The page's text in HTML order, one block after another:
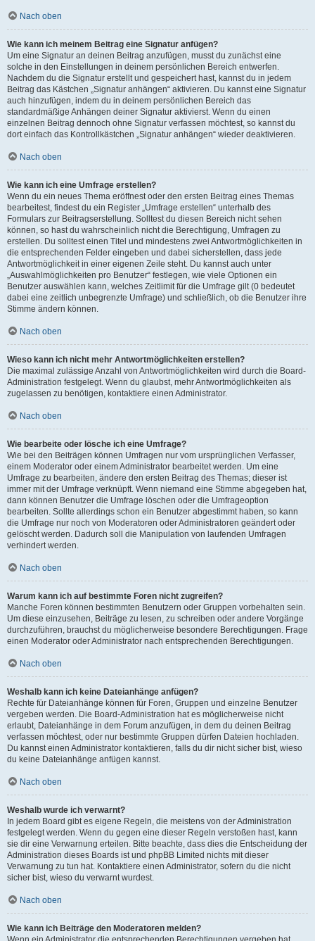
Nach oben
Wie kann ich meinem Beitrag eine Signatur anfügen?
Um eine Signatur an deinen Beitrag anzufügen, musst du zunächst eine
solche in den Einstellungen in deinem persönlichen Bereich entwerfen.
Nachdem du die Signatur erstellt und gespeichert hast, kannst du in jedem
Beitrag das Kästchen „Signatur anhängen“ aktivieren. Du kannst eine Signatur
auch hinzufügen, indem du in deinem persönlichen Bereich das
standardmäßige Anhängen deiner Signatur aktivierst. Wenn du einen
einzelnen Beitrag dennoch ohne Signatur verfassen möchtest, so kannst du
dort einfach das Kontrollkästchen „Signatur anhängen“ wieder deaktivieren.
Nach oben
Wie kann ich eine Umfrage erstellen?
Wenn du ein neues Thema eröffnest oder den ersten Beitrag eines Themas
bearbeitest, findest du ein Register „Umfrage erstellen“ unterhalb des
Formulars zur Beitragserstellung. Solltest du diesen Bereich nicht sehen
können, so hast du wahrscheinlich nicht die Berechtigung, Umfragen zu
erstellen. Du solltest einen Titel und mindestens zwei Antwortmöglichkeiten in
die entsprechenden Felder eingeben und dabei sicherstellen, dass jede
Antwortmöglichkeit in einer eigenen Zeile steht. Du kannst auch unter
„Auswahlmöglichkeiten pro Benutzer“ festlegen, wie viele Optionen ein
Benutzer auswählen kann, welches Zeitlimit für die Umfrage gilt (0 bedeutet
dabei eine zeitlich unbegrenzte Umfrage) und schließlich, ob die Benutzer ihre
Stimme ändern können.
Nach oben
Wieso kann ich nicht mehr Antwortmöglichkeiten erstellen?
Die maximal zulässige Anzahl von Antwortmöglichkeiten wird durch die Board-
Administration festgelegt. Wenn du glaubst, mehr Antwortmöglichkeiten als
zugelassen zu benötigen, kontaktiere einen Administrator.
Nach oben
Wie bearbeite oder lösche ich eine Umfrage?
Wie bei den Beiträgen können Umfragen nur vom ursprünglichen Verfasser,
einem Moderator oder einem Administrator bearbeitet werden. Um eine
Umfrage zu bearbeiten, ändere den ersten Beitrag des Themas; dieser ist
immer mit der Umfrage verknüpft. Wenn niemand eine Stimme abgegeben hat,
dann können Benutzer die Umfrage löschen oder die Umfrageoption
bearbeiten. Sollte allerdings schon ein Benutzer abgestimmt haben, so kann
die Umfrage nur noch von Moderatoren oder Administratoren geändert oder
gelöscht werden. Dadurch soll die Manipulation von laufenden Umfragen
verhindert werden.
Nach oben
Warum kann ich auf bestimmte Foren nicht zugreifen?
Manche Foren können bestimmten Benutzern oder Gruppen vorbehalten sein.
Um diese einzusehen, Beiträge zu lesen, zu schreiben oder andere Vorgänge
durchzuführen, brauchst du möglicherweise besondere Berechtigungen. Frage
einen Moderator oder Administrator nach entsprechenden Berechtigungen.
Nach oben
Weshalb kann ich keine Dateianhänge anfügen?
Rechte für Dateianhänge können für Foren, Gruppen und einzelne Benutzer
vergeben werden. Die Board-Administration hat es möglicherweise nicht
erlaubt, Dateianhänge in dem Forum anzufügen, in dem du deinen Beitrag
verfassen möchtest, oder nur bestimmte Gruppen dürfen Dateien hochladen.
Du kannst einen Administrator kontaktieren, falls du dir nicht sicher bist, wieso
du keine Dateianhänge anfügen kannst.
Nach oben
Weshalb wurde ich verwarnt?
In jedem Board gibt es eigene Regeln, die meistens von der Administration
festgelegt werden. Wenn du gegen eine dieser Regeln verstoßen hast, kann
sie dir eine Verwarnung erteilen. Bitte beachte, dass dies die Entscheidung der
Administration dieses Boards ist und phpBB Limited nichts mit dieser
Verwarnung zu tun hat. Kontaktiere einen Administrator, sofern du die nicht
sicher bist, wieso du verwarnt wurdest.
Nach oben
Wie kann ich Beiträge den Moderatoren melden?